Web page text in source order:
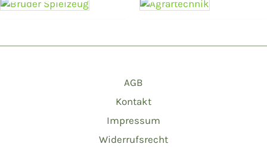
AGB
Kontakt
Impressum
Widerrufsrecht